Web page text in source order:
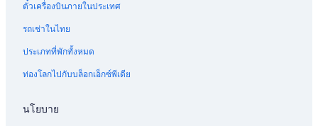
ตั๋วเครื่องบินภายในประเทศ
รถเช่าในไทย
ประเภทที่พักทั้งหมด
ท่องโลกไปกับบล็อกเอ็กซ์พีเดีย
นโยบาย